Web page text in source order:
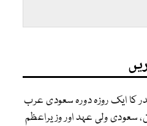
کا ایک روزہ دورہ سعودی عرب
سعودی ولی عہد اور وزیراعظم